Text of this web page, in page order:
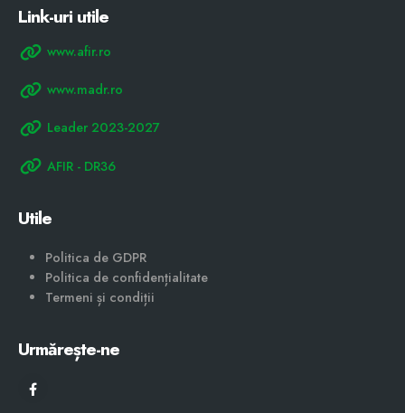
Link-uri utile
www.afir.ro
www.madr.ro
Leader 2023-2027
AFIR - DR36
Utile
Politica de GDPR
Politica de confidențialitate
Termeni și condiții
Urmărește-ne